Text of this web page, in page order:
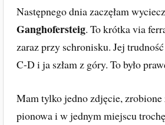
Następnego dnia zaczęłam
Ganghofersteig. To krótka via
zaraz przy schronisku. Jej
C-D i ja szłam z góry. To było
Mam tylko jedno zdjęcie,
pionowa i w jednym miejscu